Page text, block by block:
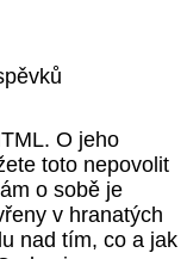
O jeho
toto nepovolit
o sobě je
v hranatých
nad tím, co a jak